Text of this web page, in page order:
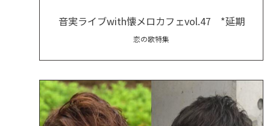
音実ライブwith懐メロカフェvol.47 *延期
恋の歌特集